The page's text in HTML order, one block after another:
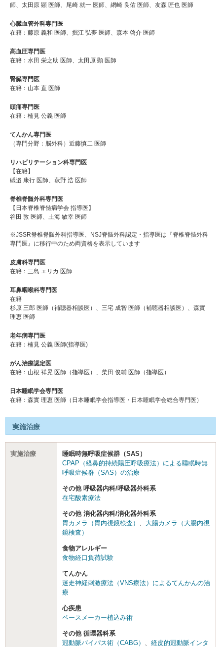
師、太田原 顕 医師、尾崎 就一 医師、網崎 良佑 医師、友森 匠也 医師
心臓血管外科専門医
在籍：藤原 義和 医師、掘江 弘夢 医師、森本 啓介 医師
高血圧専門医
在籍：水田 栄之助 医師、太田原 顕 医師
腎臓専門医
在籍：山本 直 医師
頭痛専門医
在籍：楠見 公義 医師
てんかん専門医
（専門分野：脳外科）近藤慎二 医師
リハビリテーション科専門医
【在籍】
礒邉 康行 医師、萩野 浩 医師
脊椎脊髄外科専門医
【日本脊椎脊髄病学会 指導医】
谷田 敦 医師、土海 敏幸 医師
※JSSR脊椎脊髄外科指導医、NSJ脊髄外科認定・指導医は『脊椎脊髄外科
専門医』に移行中のため両資格を表示しています
皮膚科専門医
在籍：三島 エリカ 医師
耳鼻咽喉科専門医
在籍
杉原 三郎 医師（補聴器相談医）、三宅 成智 医師（補聴器相談医）、森實
理恵 医師
老年病専門医
在籍：楠見 公義 医師(指導医)
がん治療認定医
在籍：⼭根 祥晃 医師（指導医）、柴⽥ 俊輔 医師（指導医）
日本睡眠学会専門医
在籍：森實 理恵 医師（日本睡眠学会指導医・日本睡眠学会総合専門医）
実施治療
実施治療
睡眠時無呼吸症候群（SAS）
CPAP（経鼻的持続陽圧呼吸療法）による睡眠時無
呼吸症候群（SAS）の治療
その他 呼吸器内科/呼吸器外科系
在宅酸素療法
その他 消化器内科/消化器外科系
胃カメラ（胃内視鏡検査）
大腸カメラ（大腸内視
鏡検査）
食物アレルギー
食物経口負荷試験
てんかん
迷走神経刺激療法（VNS療法）によるてんかんの治
療
心疾患
ペースメーカー植込み術
その他 循環器科系
冠動脈バイパス術（CABG）
経皮的冠動脈インタ